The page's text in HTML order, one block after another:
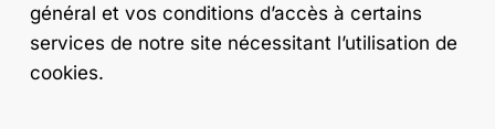
général et vos conditions d’accès à certains
services de notre site nécessitant l’utilisation de
cookies.